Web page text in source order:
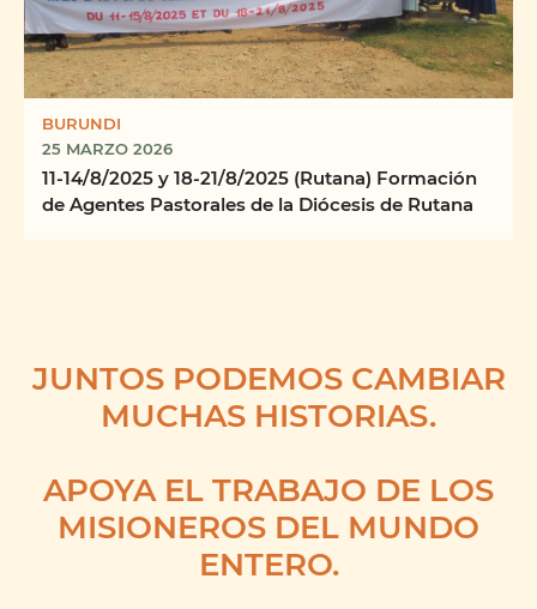
BURUNDI
25 MARZO 2026
11-14/8/2025 y 18-21/8/2025 (Rutana) Formación
de Agentes Pastorales de la Diócesis de Rutana
JUNTOS PODEMOS CAMBIAR
MUCHAS HISTORIAS.
APOYA EL TRABAJO DE LOS
MISIONEROS DEL MUNDO
ENTERO.